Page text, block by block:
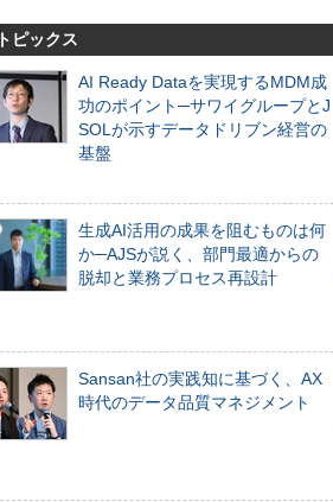
トピックス
AI Ready Dataを実現するMDM成
功のポイント─サワイグループとJ
SOLが示すデータドリブン経営の
基盤
生成AI活用の成果を阻むものは何
か─AJSが説く、部門最適からの
脱却と業務プロセス再設計
Sansan社の実践知に基づく、AX
時代のデータ品質マネジメント